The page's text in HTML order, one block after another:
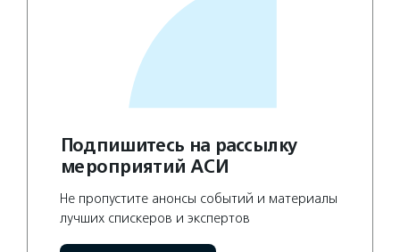
Подпишитесь на рассылку
мероприятий АСИ
Не пропустите анонсы событий и материалы
лучших спискеров и экспертов